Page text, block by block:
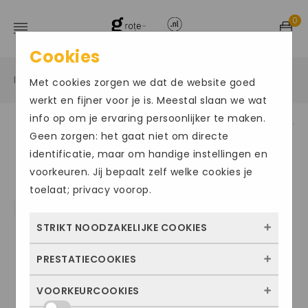
0
Home / Grote maten herenschoenen / Sandalen
Cookies
Met cookies zorgen we dat de website goed
werkt en fijner voor je is. Meestal slaan we wat
info op om je ervaring persoonlijker te maken.
Geen zorgen: het gaat niet om directe
identificatie, maar om handige instellingen en
voorkeuren. Jij bepaalt zelf welke cookies je
toelaat; privacy voorop.
STRIKT NOODZAKELIJKE COOKIES
Deze cookies zorgen ervoor dat de website
kunnen niet worden uitgezet. Meestal
PRESTATIECOOKIES
Met deze cookies zien we hoe vaak onze
VOORKEURCOOKIES